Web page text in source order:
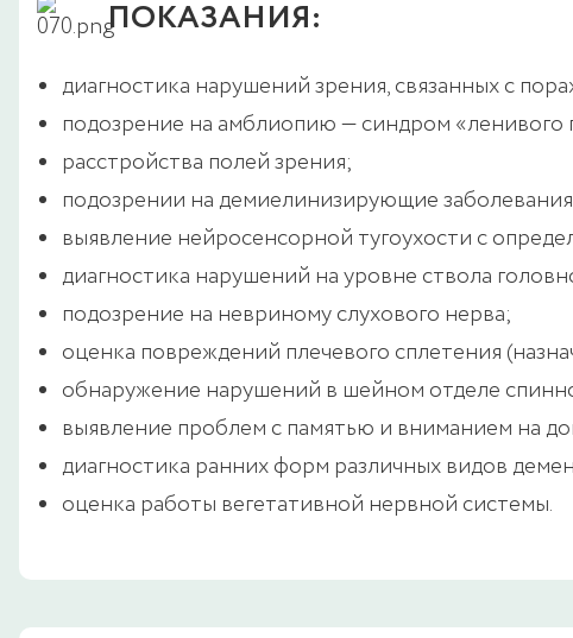
ПОКАЗАНИЯ:
диагностика нарушений зрения, связанных с
подозрение на амблиопию — синдром «ленивого
расстройства полей зрения;
подозрении на демиелинизирующие
выявление нейросенсорной тугоухости с
диагностика нарушений на уровне ствола
подозрение на невриному слухового нерва;
оценка повреждений плечевого сплетения
обнаружение нарушений в шейном отделе
выявление проблем с памятью и вниманием на
диагностика ранних форм различных видов
оценка работы вегетативной нервной системы.